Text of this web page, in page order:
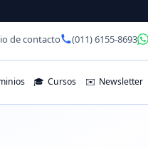
de contacto (011) 6155-8693
🎓 Cursos ✉️ Newsletter